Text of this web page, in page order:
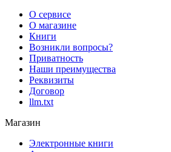
О сервисе
О магазине
Книги
Возникли вопросы?
Приватность
Наши преимущества
Реквизиты
Договор
llm.txt
Магазин
Электронные книги